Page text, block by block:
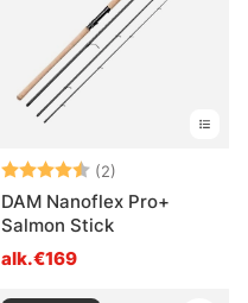
Arvio: (2)
DAM Nanoflex Pro+
Salmon Stick
alk.€169